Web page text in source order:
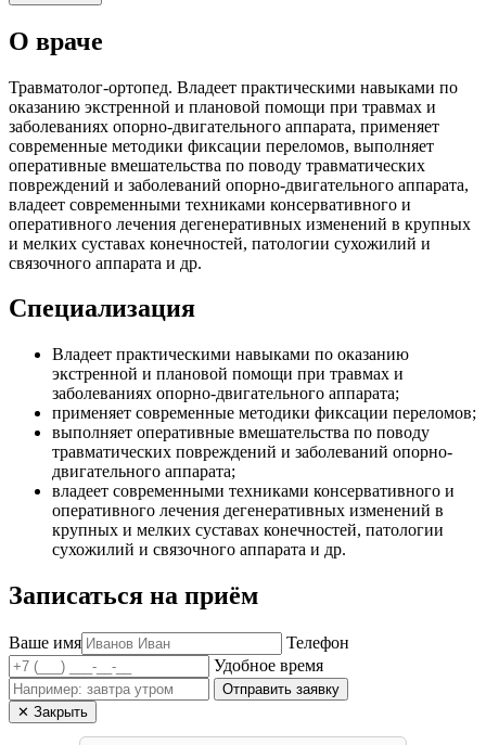
О враче
Травматолог-ортопед. Владеет практическими навыками по
оказанию экстренной и плановой помощи при травмах и
заболеваниях опорно-двигательного аппарата, применяет
современные методики фиксации переломов, выполняет
оперативные вмешательства по поводу травматических
повреждений и заболеваний опорно-двигательного аппарата,
владеет современными техниками консервативного и
оперативного лечения дегенеративных изменений в крупных
и мелких суставах конечностей, патологии сухожилий и
связочного аппарата и др.
Специализация
Владеет практическими навыками по оказанию
экстренной и плановой помощи при травмах и
заболеваниях опорно-двигательного аппарата;
применяет современные методики фиксации переломов;
выполняет оперативные вмешательства по поводу
травматических повреждений и заболеваний опорно-
двигательного аппарата;
владеет современными техниками консервативного и
оперативного лечения дегенеративных изменений в
крупных и мелких суставах конечностей, патологии
сухожилий и связочного аппарата и др.
Записаться на приём
Ваше имя
Телефон
Удобное время
✕ Закрыть